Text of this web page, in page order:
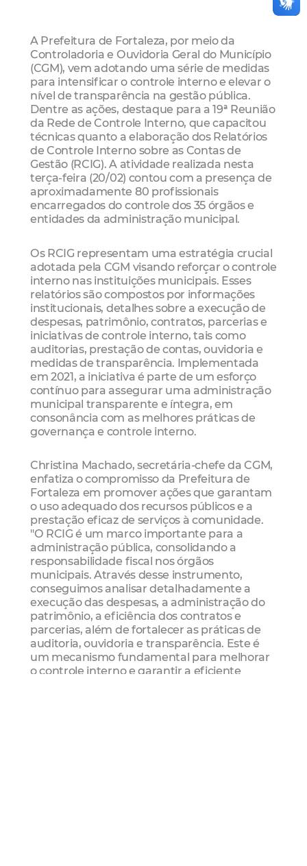
A Prefeitura de Fortaleza, por meio da
Controladoria e Ouvidoria Geral do Município
(CGM), vem adotando uma série de medidas
para intensificar o controle interno e elevar o
nível de transparência na gestão pública.
Dentre as ações, destaque para a 19ª Reunião
da Rede de Controle Interno, que capacitou
técnicas quanto a elaboração dos Relatórios
de Controle Interno sobre as Contas de
Gestão (RCIG). A atividade realizada nesta
terça-feira (20/02) contou com a presença de
aproximadamente 80 profissionais
encarregados do controle dos 35 órgãos e
entidades da administração municipal.
Os RCIG representam uma estratégia crucial
adotada pela CGM visando reforçar o controle
interno nas instituições municipais. Esses
relatórios são compostos por informações
institucionais, detalhes sobre a execução de
despesas, patrimônio, contratos, parcerias e
iniciativas de controle interno, tais como
auditorias, prestação de contas, ouvidoria e
medidas de transparência. Implementada
em 2021, a iniciativa é parte de um esforço
contínuo para assegurar uma administração
municipal transparente e íntegra, em
consonância com as melhores práticas de
governança e controle interno.
Christina Machado, secretária-chefe da CGM,
enfatiza o compromisso da Prefeitura de
Fortaleza em promover ações que garantam
o uso adequado dos recursos públicos e a
prestação eficaz de serviços à comunidade.
"O RCIG é um marco importante para a
administração pública, consolidando a
responsabilidade fiscal nos órgãos
municipais. Através desse instrumento,
conseguimos analisar detalhadamente a
execução das despesas, a administração do
patrimônio, a eficiência dos contratos e
parcerias, além de fortalecer as práticas de
auditoria, ouvidoria e transparência. Este é
um mecanismo fundamental para melhorar
o controle interno e garantir a eficiente